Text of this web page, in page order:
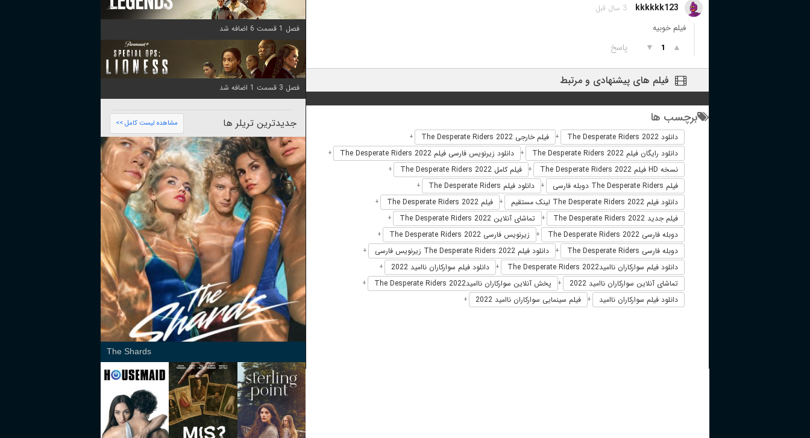
kkkkkk123 3 سال قبل
فیلم خوبیه
▲
1
▼ پاسخ
فیلم های پیشنهادی و مرتبط
برچسب ها
دانلود The Desperate Riders 2022 + فیلم خارجی The Desperate Riders 2022 +
دانلود رایگان فیلم The Desperate Riders 2022 + دانلود زیرنویس فارسی فیلم The Desperate Riders 2022 +
نسخه HD فیلم The Desperate Riders 2022 + فیلم کامل The Desperate Riders 2022 +
فیلم The Desperate Riders دوبله فارسی + دانلود فیلم The Desperate Riders +
دانلود فیلم The Desperate Riders 2022 لینک مستقیم + فیلم The Desperate Riders 2022 +
فیلم جدید The Desperate Riders 2022 + تماشای آنلاین The Desperate Riders 2022 +
دوبله فارسی The Desperate Riders 2022 + زیرنویس فارسی The Desperate Riders 2022 +
دوبله فارسی The Desperate Riders + دانلود فیلم The Desperate Riders 2022 زیرنویس فارسی +
دانلود فیلم سوارکاران نا‌امیدThe Desperate Riders 2022 + دانلود فیلم سوارکاران نا‌امید 2022 +
تماشای آنلاین سوارکاران نا‌امید 2022 + پخش آنلاین سوارکاران نا‌امیدThe Desperate Riders 2022 +
دانلود فیلم سوارکاران نا‌امید + فیلم سینمایی سوارکاران نا‌امید 2022 +
فصل 1 قسمت 6 اضافه شد
فصل 3 قسمت 1 اضافه شد
جدیدترین تریلر ها مشاهده لیست کامل >>
The Shards